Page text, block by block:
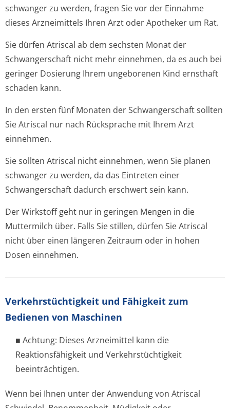
schwanger zu werden, fragen Sie vor der Einnahme
dieses Arzneimittels Ihren Arzt oder Apotheker um Rat.
Sie dürfen Atriscal ab dem sechsten Monat der
Schwangerschaft nicht mehr einnehmen, da es auch bei
geringer Dosierung Ihrem ungeborenen Kind ernsthaft
schaden kann.
In den ersten fünf Monaten der Schwangerschaft sollten
Sie Atriscal nur nach Rücksprache mit Ihrem Arzt
einnehmen.
Sie sollten Atriscal nicht einnehmen, wenn Sie planen
schwanger zu werden, da das Eintreten einer
Schwangerschaft dadurch erschwert sein kann.
Der Wirkstoff geht nur in geringen Mengen in die
Muttermilch über. Falls Sie stillen, dürfen Sie Atriscal
nicht über einen längeren Zeitraum oder in hohen
Dosen einnehmen.
Verkehrstüchtig­keit und Fähigkeit zum
Bedienen von Maschinen
■ Achtung: Dieses Arzneimittel kann die
Reaktionsfähigkeit und Verkehrstüchtigkeit
beeinträchtigen.
Wenn bei Ihnen unter der Anwendung von Atriscal